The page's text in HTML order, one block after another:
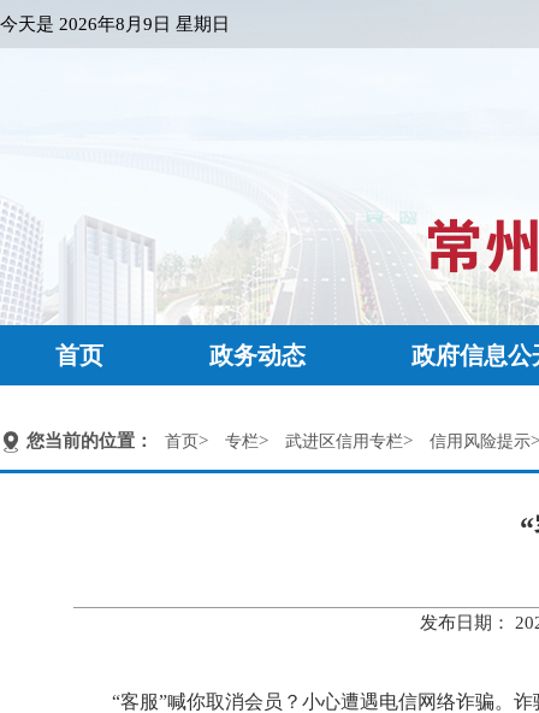
今天是 2026年8月9日 星期日
首页 政务动态 政府信息公
您当前的位置： 首页> 专栏> 武进区信用专栏> 信用风险提示
发布日期：
“客服”喊你取消会员？小心遭遇电信网络诈骗。